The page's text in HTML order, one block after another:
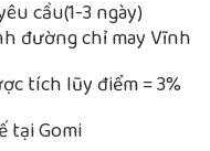
cầu(1-3 ngày)
đường chỉ may Vĩnh
tích lũy điểm = 3%
tại Gomi